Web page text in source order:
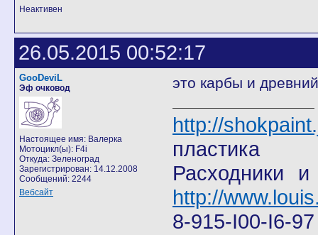
Неактивен
26.05.2015 00:52:17
GooDeviL
Эф очковод
Настоящее имя: Валерка
Мотоцикл(ы): F4i
Откуда: Зеленоград
Зарегистрирован: 14.12.2008
Сообщений: 2244
Вебсайт
это карбы и
http://
пластика
Расходники
http://
8-915-I00-I6-